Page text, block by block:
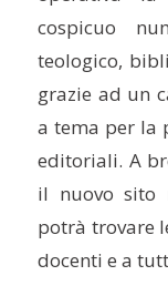
cospicuo
teologico,
grazie ad un
a tema per la
editoriali. A
il nuovo sito
potrà trovare
docenti e a